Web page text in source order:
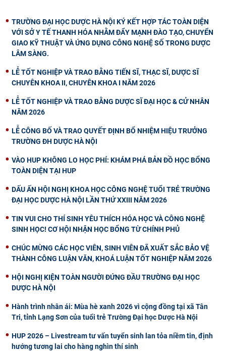
TRƯỜNG ĐẠI HỌC DƯỢC HÀ NỘI KÝ KẾT HỢP TÁC TOÀN DIỆN
VỚI SỞ Y TẾ THANH HÓA NHẰM ĐẨY MẠNH ĐÀO TẠO, CHUYỂN
GIAO KỸ THUẬT VÀ ỨNG DỤNG CÔNG NGHỆ SỐ TRONG DƯỢC
LÂM SÀNG.
LỄ TỐT NGHIỆP VÀ TRAO BẰNG TIẾN SĨ, THẠC SĨ, DƯỢC SĨ
CHUYÊN KHOA II, CHUYÊN KHOA I NĂM 2026
LỄ TỐT NGHIỆP VÀ TRAO BẰNG DƯỢC SĨ ĐẠI HỌC & CỬ NHÂN
NĂM 2026
LỄ CÔNG BỐ VÀ TRAO QUYẾT ĐỊNH BỔ NHIỆM HIỆU TRƯỞNG
TRƯỜNG ĐH DƯỢC HÀ NỘI
VÀO HUP KHÔNG LO HỌC PHÍ: KHÁM PHÁ BẢN ĐỒ HỌC BỔNG
TOÀN DIỆN TẠI HUP
DẤU ẤN HỘI NGHỊ KHOA HỌC CÔNG NGHỆ TUỔI TRẺ TRƯỜNG
ĐẠI HỌC DƯỢC HÀ NỘI LẦN THỨ XXIII NĂM 2026
TIN VUI CHO THÍ SINH YÊU THÍCH HÓA HỌC VÀ CÔNG NGHỆ
SINH HỌC! CƠ HỘI NHẬN HỌC BỔNG TỪ CHÍNH PHỦ
CHÚC MỪNG CÁC HỌC VIÊN, SINH VIÊN ĐÃ XUẤT SẮC BẢO VỆ
THÀNH CÔNG LUẬN VĂN, KHOÁ LUẬN TỐT NGHIỆP NĂM 2026
HỘI NGHỊ KIỆN TOÀN NGƯỜI ĐỨNG ĐẦU TRƯỜNG ĐẠI HỌC
DƯỢC HÀ NỘI
Hành trình nhân ái: Mùa hè xanh 2026 vì cộng đồng tại xã Tân
Tri, tỉnh Lạng Sơn của tuổi trẻ Trường Đại học Dược Hà Nội
HUP 2026 – Livestream tư vấn tuyển sinh lan tỏa niềm tin, định
hướng tương lai cho hàng nghìn thí sinh